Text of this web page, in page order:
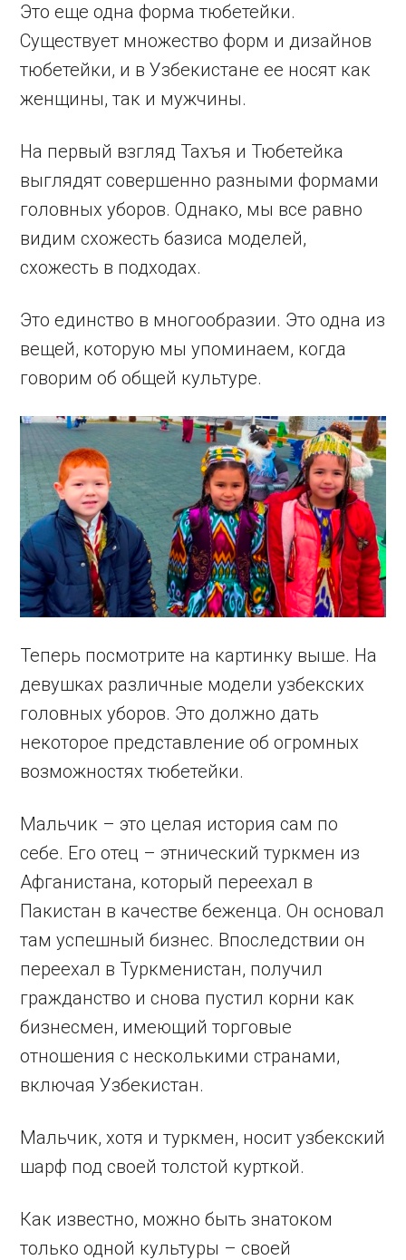
Это еще одна форма тюбетейки.
Существует множество форм и дизайнов
тюбетейки, и в Узбекистане ее носят как
женщины, так и мужчины.
На первый взгляд Тахъя и Тюбетейка
выглядят совершенно разными формами
головных уборов. Однако, мы все равно
видим схожесть базиса моделей,
схожесть в подходах.
Это единство в многообразии. Это одна из
вещей, которую мы упоминаем, когда
говорим об общей культуре.
Теперь посмотрите на картинку выше. На
девушках различные модели узбекских
головных уборов. Это должно дать
некоторое представление об огромных
возможностях тюбетейки.
Мальчик – это целая история сам по
себе. Его отец – этнический туркмен из
Афганистана, который переехал в
Пакистан в качестве беженца. Он основал
там успешный бизнес. Впоследствии он
переехал в Туркменистан, получил
гражданство и снова пустил корни как
бизнесмен, имеющий торговые
отношения с несколькими странами,
включая Узбекистан.
Мальчик, хотя и туркмен, носит узбекский
шарф под своей толстой курткой.
Как известно, можно быть знатоком
только одной культуры – своей